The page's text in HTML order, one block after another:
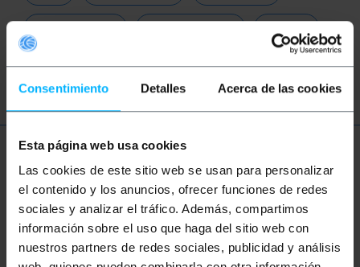
Consentimiento Detalles Acerca de las cookies
Esta página web usa cookies
Las cookies de este sitio web se usan para personalizar
el contenido y los anuncios, ofrecer funciones de redes
sociales y analizar el tráfico. Además, compartimos
información sobre el uso que haga del sitio web con
nuestros partners de redes sociales, publicidad y análisis
USB 2.0 USB 3.0
Mehr Info
Beschreibung